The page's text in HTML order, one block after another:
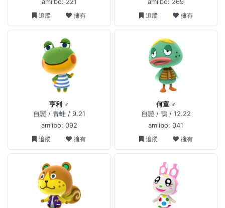
追蹤 擁有 追蹤 擁有
亨利 ♂
自戀 / 青蛙 / 9.21
amiibo: 092
追蹤 擁有
何童 ♂
自戀 / 鴨 / 12.22
amiibo: 041
追蹤 擁有